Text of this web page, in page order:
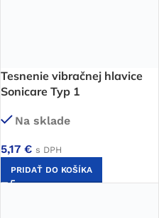
Tesnenie vibračnej hlavice
Sonicare Typ 1
Na sklade
5,17 € s DPH
PRIDAŤ DO KOŠÍKA